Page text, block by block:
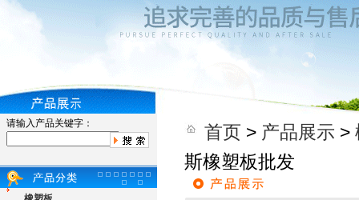
请输入产品关键字： 首页 > 产品展示 >
斯橡塑板批发